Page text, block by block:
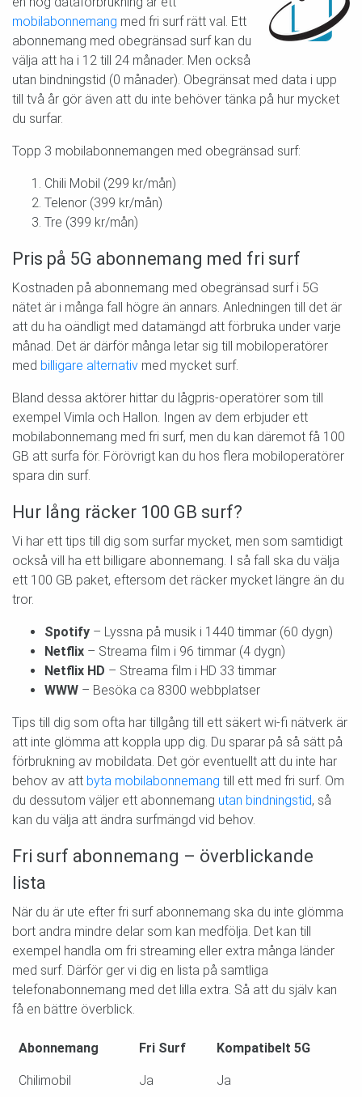
mobilabonnemang med fri surf rätt val. Ett
abonnemang med obegränsad surf kan du
välja att ha i 12 till 24 månader. Men också
utan bindningstid (0 månader). Obegränsat med data i upp
till två år gör även att du inte behöver tänka på hur mycket
du surfar.
Topp 3 mobilabonnemangen med obegränsad surf:
Chili Mobil (299 kr/mån)
Telenor (399 kr/mån)
Tre (399 kr/mån)
Pris på 5G abonnemang med fri surf
Kostnaden på abonnemang med obegränsad surf i 5G
nätet är i många fall högre än annars. Anledningen till det är
att du ha oändligt med datamängd att förbruka under varje
månad. Det är därför många letar sig till mobiloperatörer
med billigare alternativ med mycket surf.
Bland dessa aktörer hittar du lågpris-operatörer som till
exempel Vimla och Hallon. Ingen av dem erbjuder ett
mobilabonnemang med fri surf, men du kan däremot få 100
GB att surfa för. Förövrigt kan du hos flera mobiloperatörer
spara din surf.
Hur lång räcker 100 GB surf?
Vi har ett tips till dig som surfar mycket, men som samtidigt
också vill ha ett billigare abonnemang. I så fall ska du välja
ett 100 GB paket, eftersom det räcker mycket längre än du
tror.
Spotify – Lyssna på musik i 1440 timmar (60 dygn)
Netflix – Streama film i 96 timmar (4 dygn)
Netflix HD – Streama film i HD 33 timmar
WWW – Besöka ca 8300 webbplatser
Tips till dig som ofta har tillgång till ett säkert wi-fi nätverk är
att inte glömma att koppla upp dig. Du sparar på så sätt på
förbrukning av mobildata. Det gör eventuellt att du inte har
behov av att byta mobilabonnemang till ett med fri surf. Om
du dessutom väljer ett abonnemang utan bindningstid, så
kan du välja att ändra surfmängd vid behov.
Fri surf abonnemang – överblickande
lista
När du är ute efter fri surf abonnemang ska du inte glömma
bort andra mindre delar som kan medfölja. Det kan till
exempel handla om fri streaming eller extra många länder
med surf. Därför ger vi dig en lista på samtliga
telefonabonnemang med det lilla extra. Så att du själv kan
få en bättre överblick.
Abonnemang Fri Surf Kompatibelt 5G
Chilimobil Ja Ja